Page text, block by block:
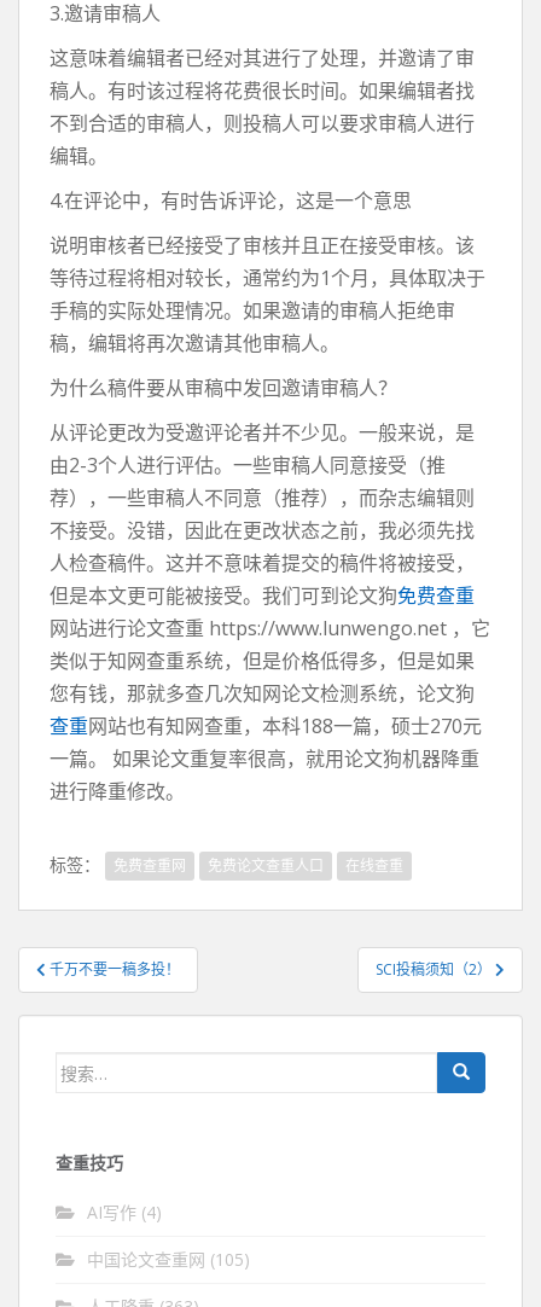
3.邀请审稿人
这意味着编辑者已经对其进行了处理，并邀请了审
稿人。有时该过程将花费很长时间。如果编辑者找
不到合适的审稿人，则投稿人可以要求审稿人进行
编辑。
4.在评论中，有时告诉评论，这是一个意思
说明审核者已经接受了审核并且正在接受审核。该
等待过程将相对较长，通常约为1个月，具体取决于
手稿的实际处理情况。如果邀请的审稿人拒绝审
稿，编辑将再次邀请其他审稿人。
为什么稿件要从审稿中发回邀请审稿人？
从评论更改为受邀评论者并不少见。一般来说，是
由2-3个人进行评估。一些审稿人同意接受（推
荐），一些审稿人不同意（推荐），而杂志编辑则
不接受。没错，因此在更改状态之前，我必须先找
人检查稿件。这并不意味着提交的稿件将被接受，
但是本文更可能被接受。我们可到论文狗免费查重
网站进行论文查重 https://www.lunwengo.net ，它
类似于知网查重系统，但是价格低得多，但是如果
您有钱，那就多查几次知网论文检测系统，论文狗
查重网站也有知网查重，本科188一篇，硕士270元
一篇。 如果论文重复率很高，就用论文狗机器降重
进行降重修改。
标签： 免费查重网 免费论文查重人口 在线查重
文
章
导
千万不要一稿多投！ SCI投稿须知（2）
搜
查重技巧
AI写作 (4)
中国论文查重网 (105)